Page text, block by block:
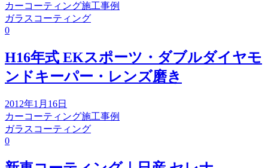
カーコーティング施工事例
ガラスコーティング
0
H16年式 EKスポーツ・ダブルダイヤモ
ンドキーパー・レンズ磨き
2012年1月16日
カーコーティング施工事例
ガラスコーティング
0